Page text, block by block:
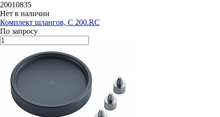
20010835
Нет в наличии
Комплект шлангов, C 200.RC
По запросу